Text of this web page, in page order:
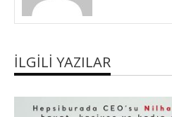
İLGILI YAZILAR